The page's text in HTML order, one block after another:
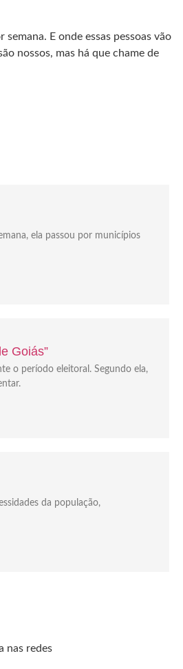
E onde essas pessoas vão
nossos, mas há que chame de
ela passou por municípios
Goiás”
o período eleitoral. Segundo ela,
da população,
nas redes